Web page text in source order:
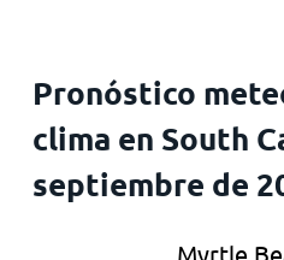
Pronóstico
clima en South
septiembre de